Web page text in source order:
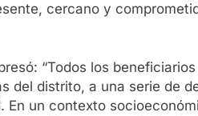
cercano y
“Todos los
del distrito, a una serie de
un contexto